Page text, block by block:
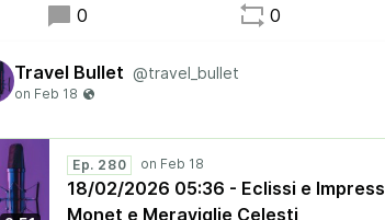
0 0
Travel Bullet @travel_bullet
Ep. 280
18/02/2026 05:36 - Eclissi e
Monet e Meraviglie Celesti